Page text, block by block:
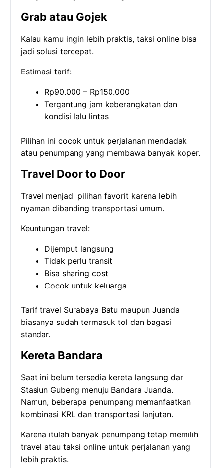
Grab atau Gojek
Kalau kamu ingin lebih praktis, taksi online bisa
jadi solusi tercepat.
Estimasi tarif:
Rp90.000 – Rp150.000
Tergantung jam keberangkatan dan
kondisi lalu lintas
Pilihan ini cocok untuk perjalanan mendadak
atau penumpang yang membawa banyak koper.
Travel Door to Door
Travel menjadi pilihan favorit karena lebih
nyaman dibanding transportasi umum.
Keuntungan travel:
Dijemput langsung
Tidak perlu transit
Bisa sharing cost
Cocok untuk keluarga
Tarif travel Surabaya Batu maupun Juanda
biasanya sudah termasuk tol dan bagasi
standar.
Kereta Bandara
Saat ini belum tersedia kereta langsung dari
Stasiun Gubeng menuju Bandara Juanda.
Namun, beberapa penumpang memanfaatkan
kombinasi KRL dan transportasi lanjutan.
Karena itulah banyak penumpang tetap memilih
travel atau taksi online untuk perjalanan yang
lebih praktis.